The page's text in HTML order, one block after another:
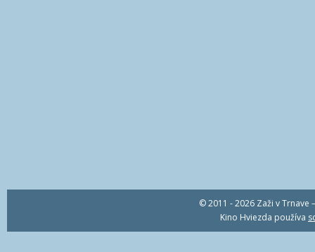
© 2011 - 2026 Zaži v Trnave
Kino Hviezda používa